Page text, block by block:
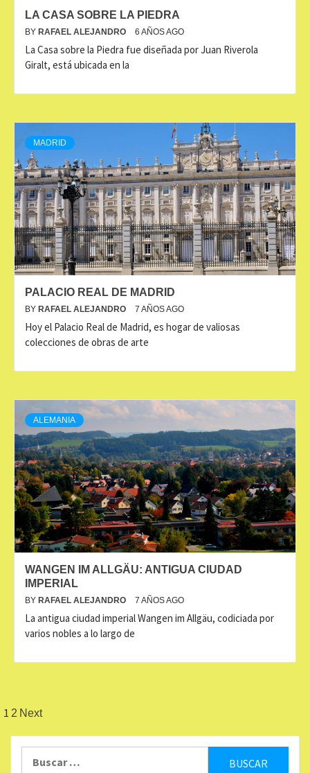
LA CASA SOBRE LA PIEDRA
BY RAFAEL ALEJANDRO 6 AÑOS AGO
La Casa sobre la Piedra fue diseñada por Juan Riverola
Giralt, está ubicada en la
MADRID
PALACIO REAL DE MADRID
BY RAFAEL ALEJANDRO 7 AÑOS AGO
Hoy el Palacio Real de Madrid, es hogar de valiosas
colecciones de obras de arte
ALEMANIA
WANGEN IM ALLGÄU: ANTIGUA CIUDAD
IMPERIAL
BY RAFAEL ALEJANDRO 7 AÑOS AGO
La antigua ciudad imperial Wangen im Allgäu, codiciada por
varios nobles a lo largo de
Navegación
de
entradas
1 2 Next